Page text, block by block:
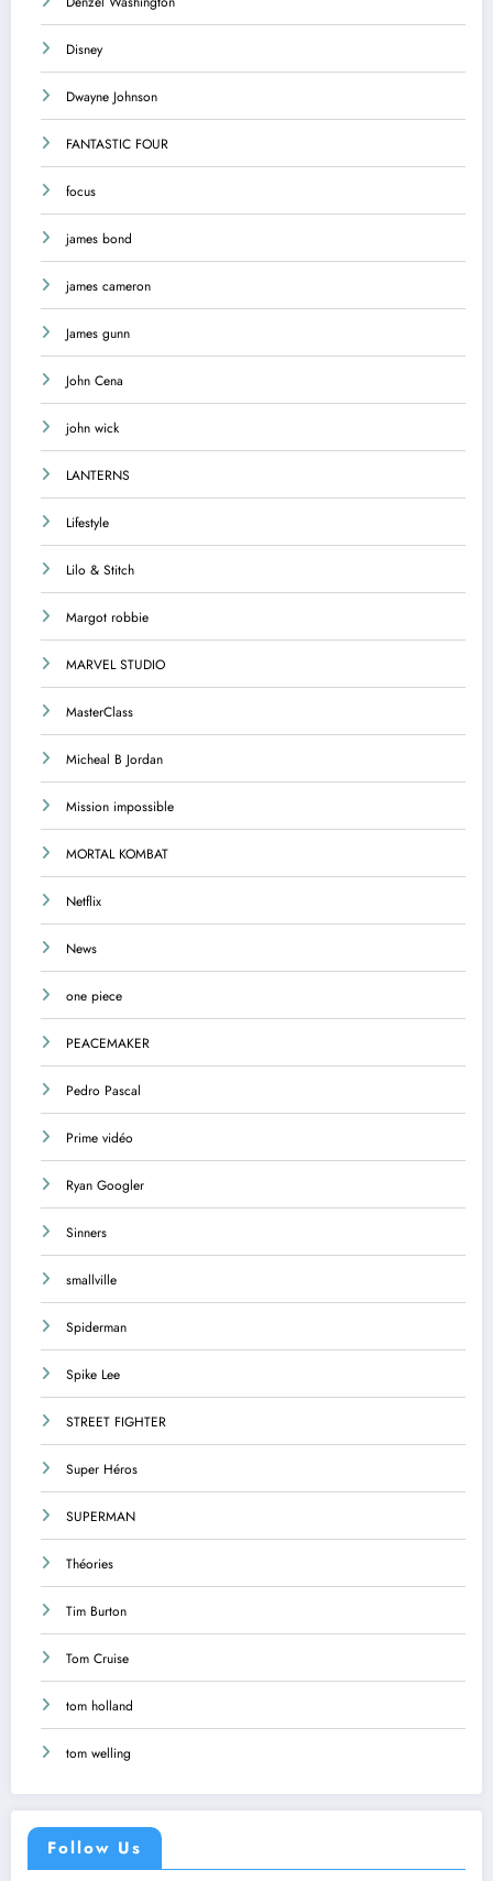
Disney
Dwayne Johnson
FANTASTIC FOUR
focus
james bond
james cameron
James gunn
John Cena
john wick
LANTERNS
Lifestyle
Lilo & Stitch
Margot robbie
MARVEL STUDIO
MasterClass
Micheal B Jordan
Mission impossible
MORTAL KOMBAT
Netflix
News
one piece
PEACEMAKER
Pedro Pascal
Prime vidéo
Ryan Googler
Sinners
smallville
Spiderman
Spike Lee
STREET FIGHTER
Super Héros
SUPERMAN
Théories
Tim Burton
Tom Cruise
tom holland
tom welling
Follow Us